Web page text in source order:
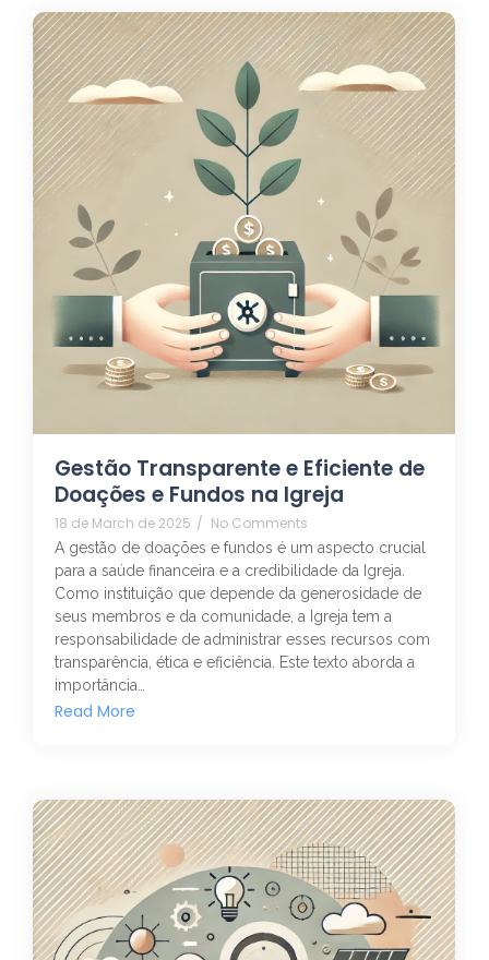
Gestão Transparente e Eficiente de
Doações e Fundos na Igreja
18 de March de 2025 / No Comments
A gestão de doações e fundos é um aspecto crucial
para a saúde financeira e a credibilidade da Igreja.
Como instituição que depende da generosidade de
seus membros e da comunidade, a Igreja tem a
responsabilidade de administrar esses recursos com
transparência, ética e eficiência. Este texto aborda a
importância…
Read More